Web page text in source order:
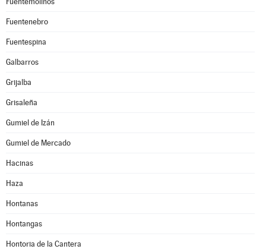
Fuentenebro
Fuentespina
Galbarros
Grijalba
Grisaleña
Gumiel de Izán
Gumiel de Mercado
Hacinas
Haza
Hontanas
Hontangas
Hontoria de la Cantera